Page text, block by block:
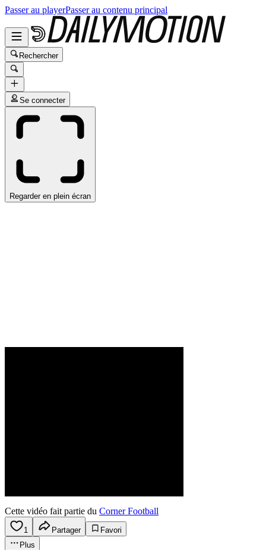
Passer au playerPasser au contenu principal
Rechercher
Se connecter
Regarder en plein écran
Cette vidéo fait partie du Corner Football
1 Partager
Favori
Plus